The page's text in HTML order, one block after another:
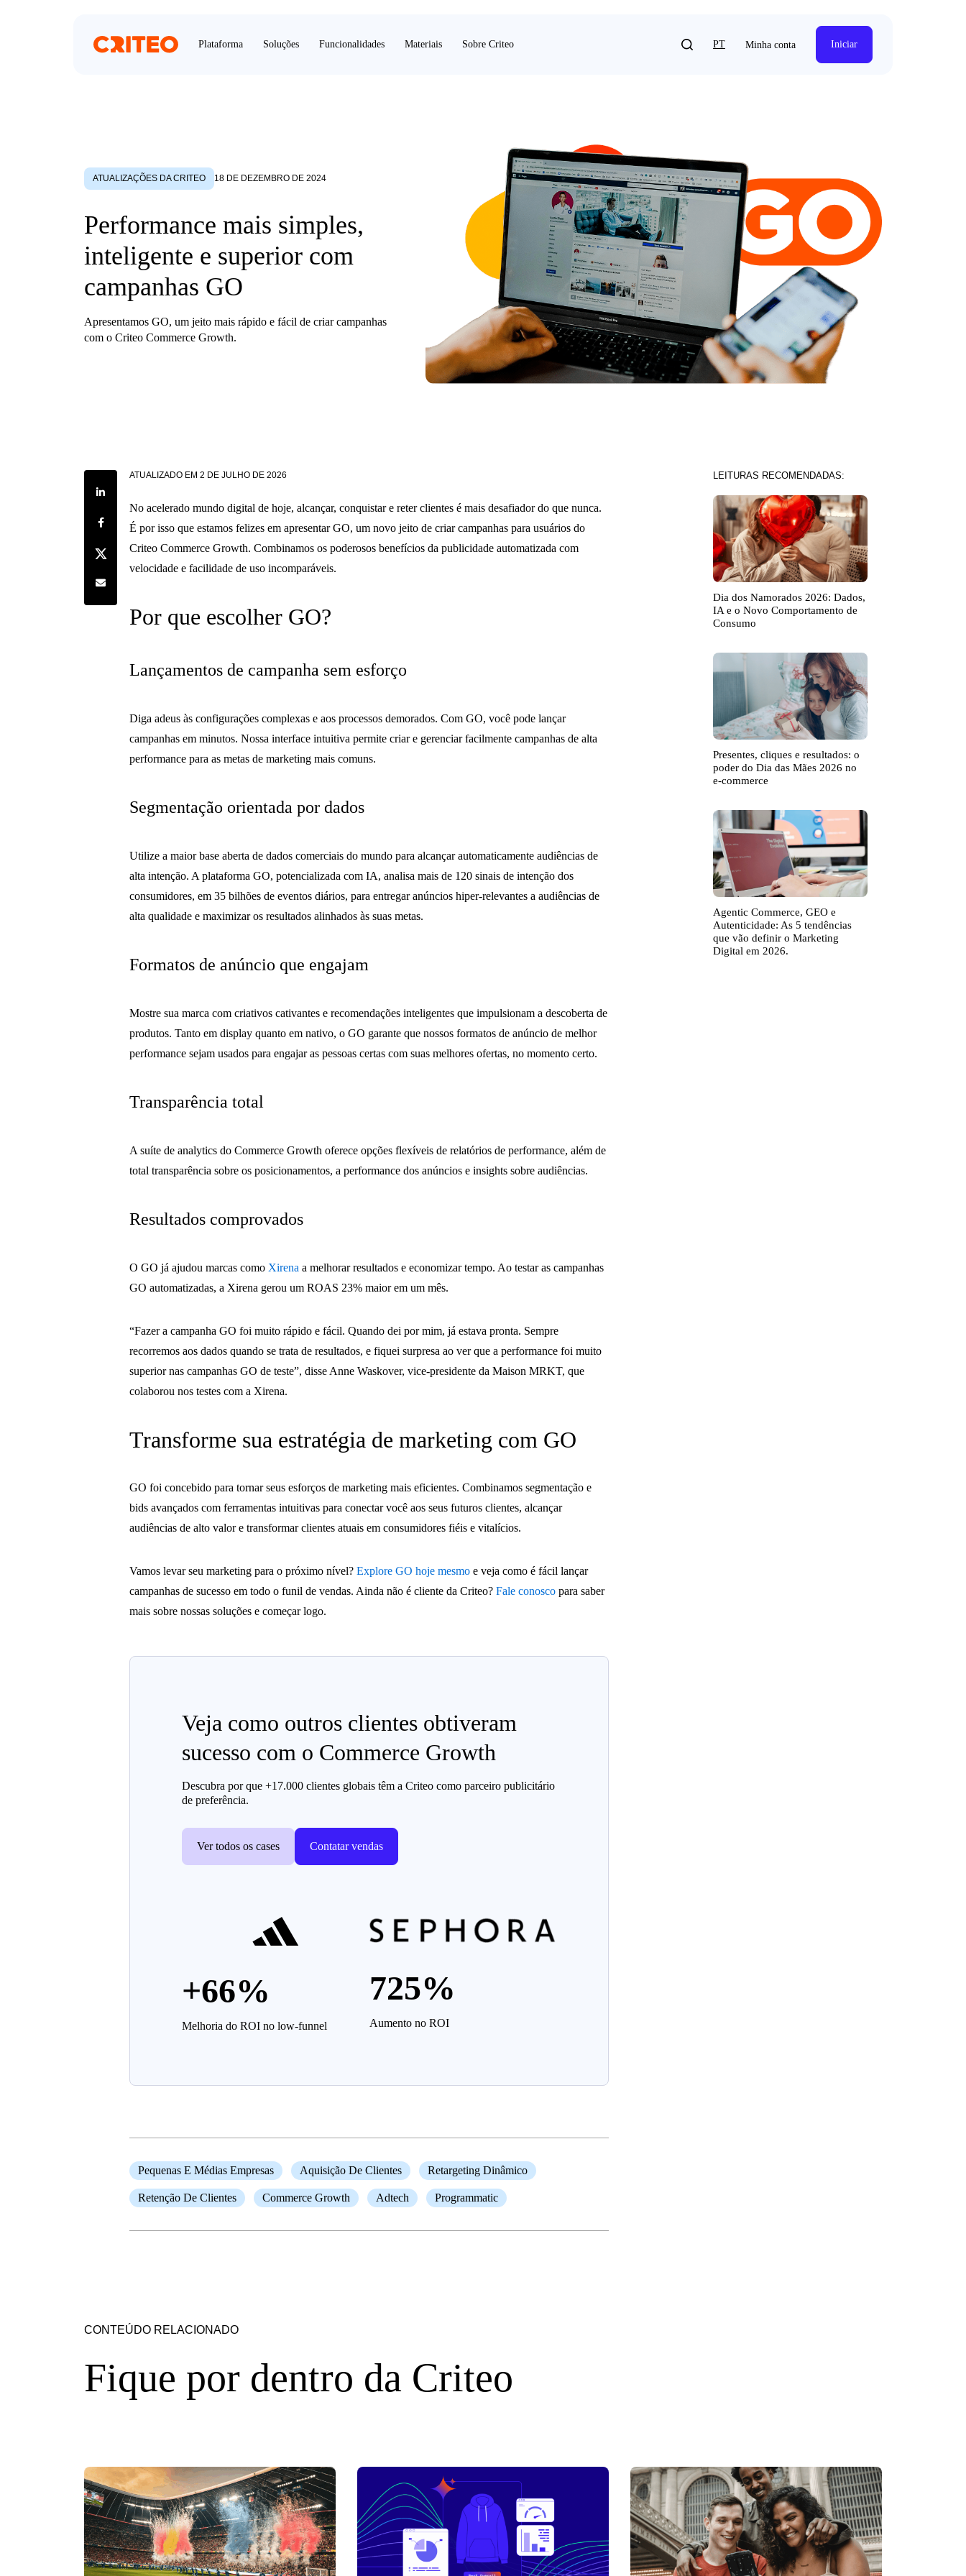
Plataforma Soluções Funcionalidades Materiais Sobre Criteo PT Minha conta Iniciar
ATUALIZAÇÕES DA CRITEO 18 DE DEZEMBRO DE 2024
Performance mais simples,
inteligente e superior com
campanhas GO
Apresentamos GO, um jeito mais rápido e fácil de criar campanhas
com o Criteo Commerce Growth.
Share on LinkedIn
Share on Facebook
Share on Twitter
Share by e-mail
ATUALIZADO EM 2 DE JULHO DE 2026
No acelerado mundo digital de hoje, alcançar, conquistar e reter clientes é mais desafiador do que nunca.
É por isso que estamos felizes em apresentar GO, um novo jeito de criar campanhas para usuários do
Criteo Commerce Growth. Combinamos os poderosos benefícios da publicidade automatizada com
velocidade e facilidade de uso incomparáveis.
Por que escolher GO?
Lançamentos de campanha sem esforço
Diga adeus às configurações complexas e aos processos demorados. Com GO, você pode lançar
campanhas em minutos. Nossa interface intuitiva permite criar e gerenciar facilmente campanhas de alta
performance para as metas de marketing mais comuns.
Segmentação orientada por dados
Utilize a maior base aberta de dados comerciais do mundo para alcançar automaticamente audiências de
alta intenção. A plataforma GO, potencializada com IA, analisa mais de 120 sinais de intenção dos
consumidores, em 35 bilhões de eventos diários, para entregar anúncios hiper-relevantes a audiências de
alta qualidade e maximizar os resultados alinhados às suas metas.
Formatos de anúncio que engajam
Mostre sua marca com criativos cativantes e recomendações inteligentes que impulsionam a descoberta de
produtos. Tanto em display quanto em nativo, o GO garante que nossos formatos de anúncio de melhor
performance sejam usados ​​para engajar as pessoas certas com suas melhores ofertas, no momento certo.
Transparência total
A suíte de analytics do Commerce Growth oferece opções flexíveis de relatórios de performance, além de
total transparência sobre os posicionamentos, a performance dos anúncios e insights sobre audiências.
Resultados comprovados
O GO já ajudou marcas como Xirena a melhorar resultados e economizar tempo. Ao testar as campanhas
GO automatizadas, a Xirena gerou um ROAS 23% maior em um mês.
“Fazer a campanha GO foi muito rápido e fácil. Quando dei por mim, já estava pronta. Sempre
recorremos aos dados quando se trata de resultados, e fiquei surpresa ao ver que a performance foi muito
superior nas campanhas GO de teste”, disse Anne Waskover, vice-presidente da Maison MRKT, que
colaborou nos testes com a Xirena.
Transforme sua estratégia de marketing com GO
GO foi concebido para tornar seus esforços de marketing mais eficientes. Combinamos segmentação e
bids avançados com ferramentas intuitivas para conectar você aos seus futuros clientes, alcançar
audiências de alto valor e transformar clientes atuais em consumidores fiéis e vitalícios.
Vamos levar seu marketing para o próximo nível?Explore GO hoje mesmo e veja como é fácil lançar
campanhas de sucesso em todo o funil de vendas. Ainda não é cliente da Criteo?Fale conosco para saber
mais sobre nossas soluções e começar logo.
Veja como outros clientes obtiveram
sucesso com o Commerce Growth
Descubra por que +17.000 clientes globais têm a Criteo como parceiro publicitário
de preferência.
Ver todos os cases Contatar vendas
+66%
Melhoria do ROI no low-funnel
725%
Aumento no ROI
Pequenas E Médias Empresas Aquisição De Clientes Retargeting Dinâmico
Retenção De Clientes Commerce Growth Adtech Programmatic
LEITURAS RECOMENDADAS:
Dia dos Namorados 2026: Dados,
IA e o Novo Comportamento de
Consumo
Presentes, cliques e resultados: o
poder do Dia das Mães 2026 no
e-commerce
Agentic Commerce, GEO e
Autenticidade: As 5 tendências
que vão definir o Marketing
Digital em 2026.
CONTEÚDO RELACIONADO
Fique por dentro da Criteo